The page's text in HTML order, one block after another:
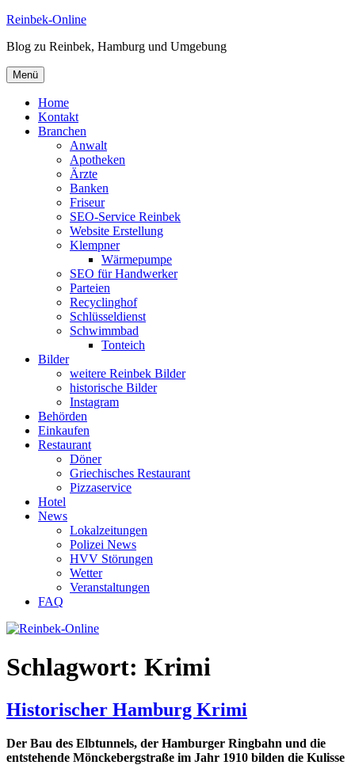
Zum
springen
Reinbek-Online
Blog zu Reinbek, Hamburg und Umgebung
Menü
Home
Kontakt
Branchen
Anwalt
Apotheken
Ärzte
Banken
Friseur
SEO-Service Reinbek
Website Erstellung
Klempner
Wärmepumpe
SEO für Handwerker
Parteien
Recyclinghof
Schlüsseldienst
Schwimmbad
Tonteich
Bilder
weitere Reinbek Bilder
historische Bilder
Instagram
Behörden
Einkaufen
Restaurant
Döner
Griechisches Restaurant
Pizzaservice
Hotel
News
Lokalzeitungen
Polizei News
HVV Störungen
Wetter
Veranstaltungen
FAQ
Schlagwort: Krimi
Historischer Hamburg Krimi
Der Bau des Elbtunnels, der Hamburger Ringbahn und die
entstehende Mönckebergstraße im Jahr 1910 bilden die Kulisse